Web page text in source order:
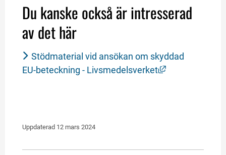
Du kanske också är intresserad
av det här
Stödmaterial vid ansökan om skyddad
EU-beteckning - Livsmedelsverket
Länk till
Uppdaterad 12 mars 2024